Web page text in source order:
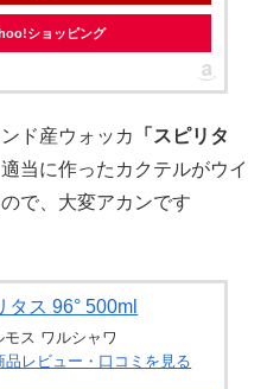
ショッピング
ド産ウォッカ
「スピリタ
当に作ったカクテルがウイ
で、大変アカンです
タス 96° 500ml
モス ワルシャワ
品レビュー・口コミを見る